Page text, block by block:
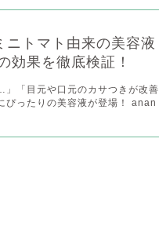
ニトマト由来の美容液
効果を徹底検証！
」「目元や口元のカサつきが改善
ぴったりの美容液が登場！ anan